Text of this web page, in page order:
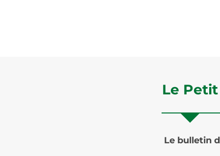
Le
Le bulletin